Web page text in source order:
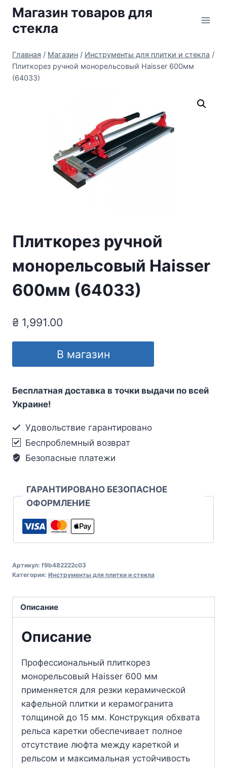
Перейти
содержимому
Магазин товаров для
стекла
Главная / Магазин / Инструменты для плитки и стекла /
Плиткорез ручной монорельсовый Haisser 600мм
(64033)
Плиткорез ручной
монорельсовый Haisser
600мм (64033)
₴ 1,991.00
В магазин
Бесплатная доставка в точки выдачи по всей
Украине!
Удовольствие гарантировано
Беспроблемный возврат
Безопасные платежи
ГАРАНТИРОВАНО БЕЗОПАСНОЕ
ОФОРМЛЕНИЕ
Артикул: f9b482222c03
Категория: Инструменты для плитки и стекла
Описание
Описание
Профессиональный плиткорез
монорельсовый Haisser 600 мм
применяется для резки керамической
кафельной плитки и керамогранита
толщиной до 15 мм. Конструкция обхвата
рельса каретки обеспечивает полное
отсутствие люфта между кареткой и
рельсом и максимальная устойчивость